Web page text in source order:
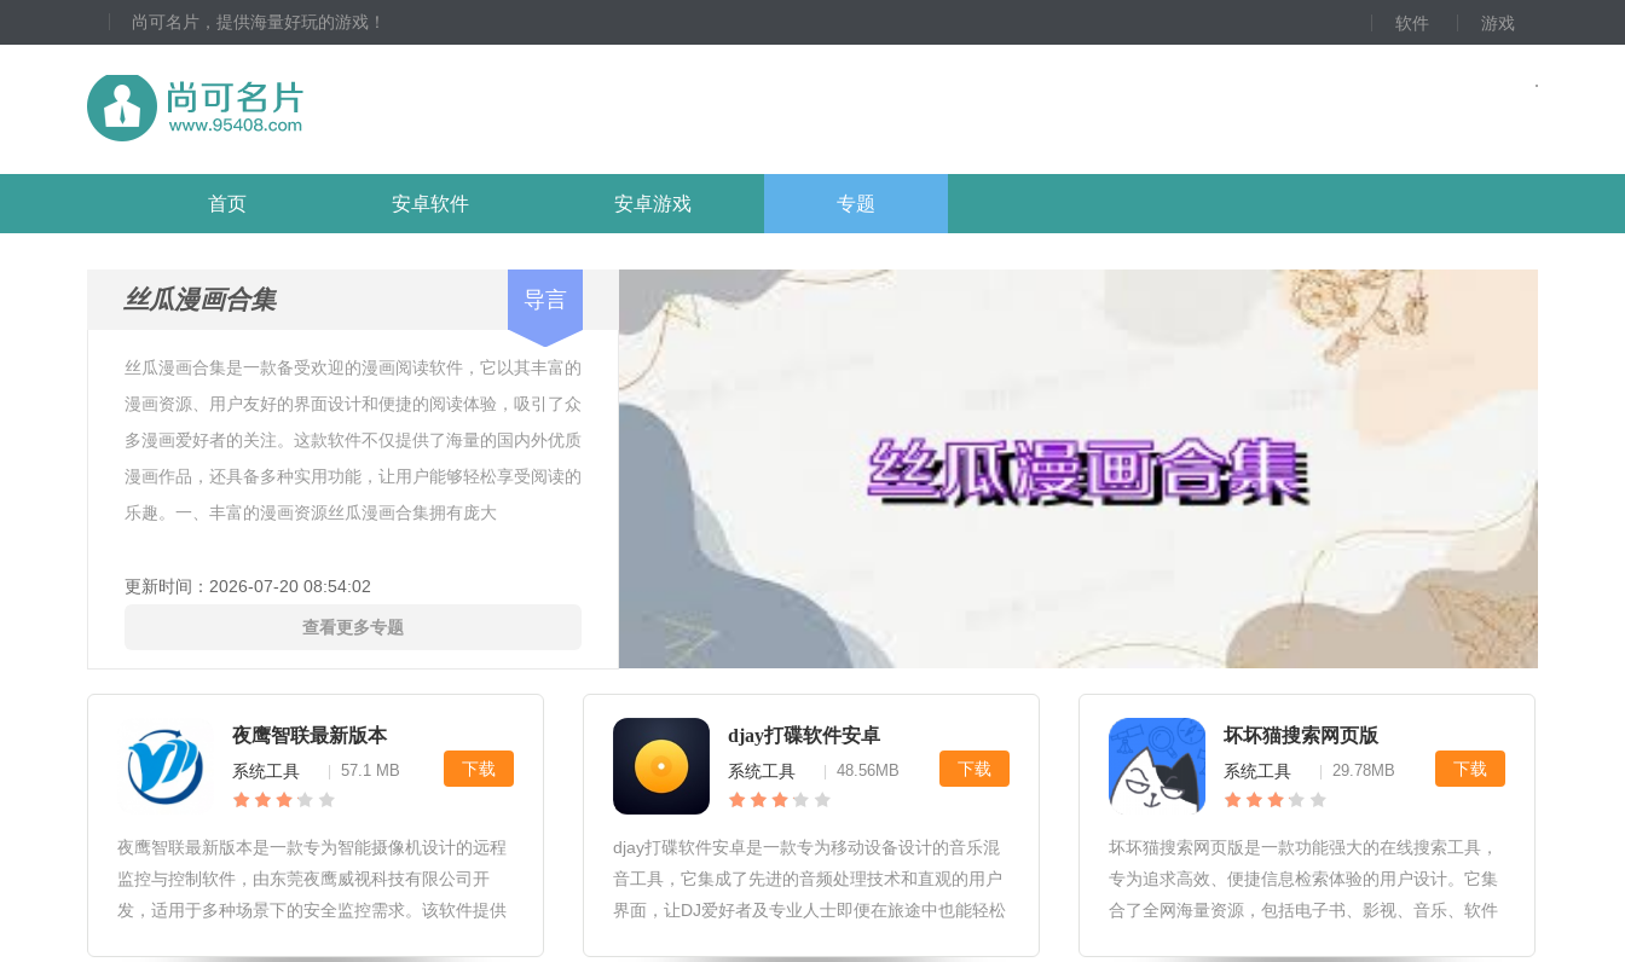
尚可名片，提供海量好玩的游戏！ 软件 游戏
首页 安卓软件 安卓游戏 专题
丝瓜漫画合集 导言
丝瓜漫画合集是一款备受欢迎的漫画阅读软件，它以其丰富的
漫画资源、用户友好的界面设计和便捷的阅读体验，吸引了众
多漫画爱好者的关注。这款软件不仅提供了海量的国内外优质
漫画作品，还具备多种实用功能，让用户能够轻松享受阅读的
乐趣。一、丰富的漫画资源丝瓜漫画合集拥有庞大
更新时间： 2026-07-20 08:54:02
查看更多专题
夜鹰智联最新版本
系统工具 57.1 MB 下载
夜鹰智联最新版本是一款专为智能摄像机设计的远程
监控与控制软件，由东莞夜鹰威视科技有限公司开
发，适用于多种场景下的安全监控需求。该软件提供
djay打碟软件安卓
系统工具 48.56MB 下载
djay打碟软件安卓是一款专为移动设备设计的音乐混
音工具，它集成了先进的音频处理技术和直观的用户
界面，让DJ爱好者及专业人士即便在旅途中也能轻松
坏坏猫搜索网页版
系统工具 29.78MB 下载
坏坏猫搜索网页版是一款功能强大的在线搜索工具，
专为追求高效、便捷信息检索体验的用户设计。它集
合了全网海量资源，包括电子书、影视、音乐、软件